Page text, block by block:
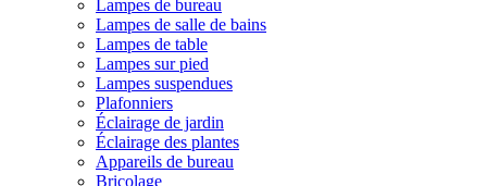
Lampes de bureau
Lampes de salle de bains
Lampes de table
Lampes sur pied
Lampes suspendues
Plafonniers
Éclairage de jardin
Éclairage des plantes
Appareils de bureau
Bricolage